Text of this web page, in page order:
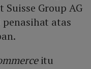
Group AG
penasihat atas
itu